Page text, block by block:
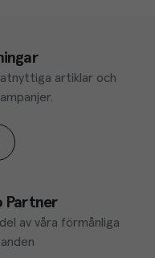
artiklar och
Partner
av våra förmånliga